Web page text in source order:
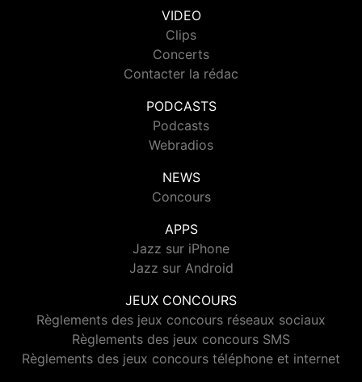
VIDEO
Clips
Concerts
Contacter la rédac
PODCASTS
Podcasts
Webradios
NEWS
Concours
APPS
Jazz sur iPhone
Jazz sur Android
JEUX CONCOURS
Règlements des jeux concours réseaux sociaux
Règlements des jeux concours SMS
Règlements des jeux concours téléphone et internet